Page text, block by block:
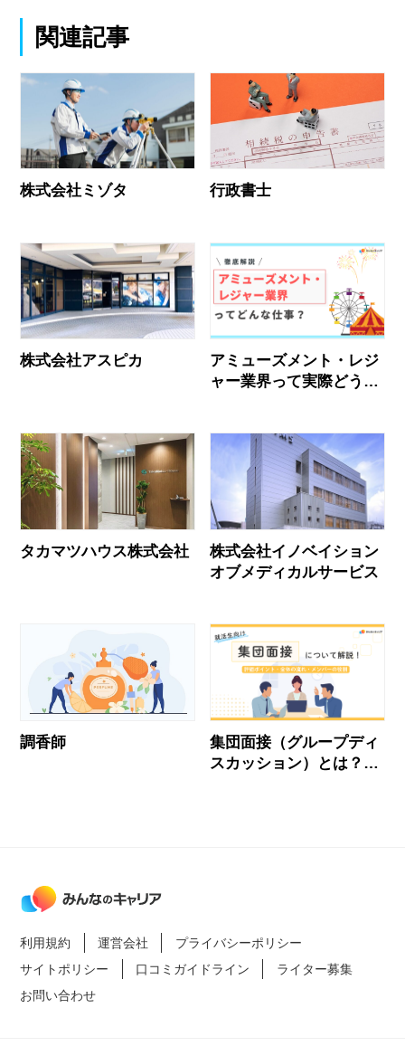
関連記事
株式会社ミゾタ 行政書士
株式会社アスピカ
アミューズメント・レジ
ャー業界って実際どう？
タカマツハウス株式会社
株式会社イノベイション
オブメディカルサービス
調香師
集団面接（グループディ
スカッション）とは？評
利用規約 運営会社
プライバシーポリシー
サイトポリシー
口コミガイドライン
ライター募集
お問い合わせ